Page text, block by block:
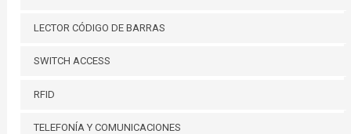
LECTOR CÓDIGO DE BARRAS
SWITCH ACCESS
RFID
TELEFONÍA Y COMUNICACIONES